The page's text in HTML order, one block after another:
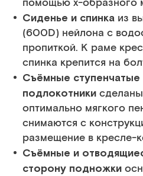
Сиденье и спинка из
(600D) нейлона с
пропиткой. К раме
спинка крепится на
Съёмные ступенчатые
подлокотники
оптимально мягкого
снимаются с
размещение в кресле-
Съёмные и
сторону подножки